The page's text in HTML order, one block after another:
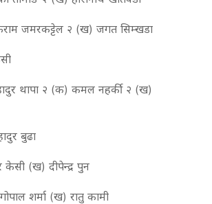
जमरकट्टेल २ (ख) जगत सिम्खडा
थापा २ (क) कमल नहर्की २ (ख)
बुढा
केसी (ख) दीपेन्द्र पुन
शर्मा (ख) रातु कामी